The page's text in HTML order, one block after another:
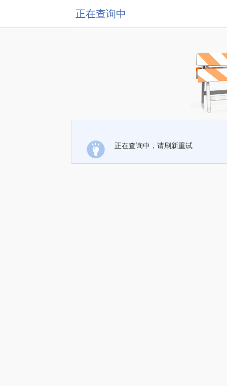
正在查询中
正在查询中，请刷新重试